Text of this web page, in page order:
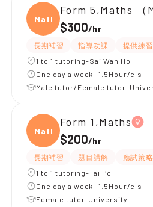
Maths
Form 5,Maths （
$300/hr
長期補習 指導功課 提供練
1 to 1 tutoring-Sai Wan Ho
One day a week -1.5Hour/cls
Male tutor/Female tutor-
Maths
Form 1,Maths
$200/hr
長期補習 題目講解 應試策略
1 to 1 tutoring-Tai Po
One day a week -1.5Hour/cls
Female tutor-University